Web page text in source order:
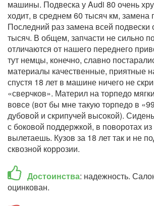
машины. Подвеска у Audi 80 очень
ходит, в среднем 60 тысяч км, замена
Последний раз замена всей подвески
тысяч. В общем, запчасти не сильно
отличаются от нашего переднего
тут немцы, конечно, славно
материалы качественные, приятные
спустя 18 лет в машине ничего не
«сверчков». Материл на торпедо
вовсе (вот бы мне такую торпедо в
дубовой и скрипучей высокой).
с боковой поддержкой, в поворотах
вылетаешь. Кузов за 18 лет так и не
сквозной коррозии.
Достоинства: надежность.
оцинкован.